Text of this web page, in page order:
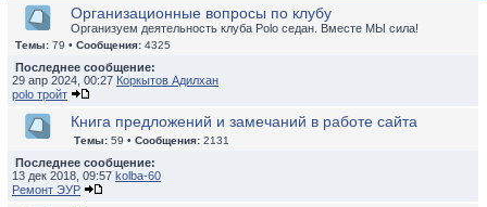
Организационные вопросы по клубу
Организуем деятельность клуба Polo седан. Вместе МЫ сила!
Темы: 79 • Сообщения: 4325
Последнее сообщение:
29 апр 2024, 00:27 Коркытов Адилхан
polo тройт
Книга предложений и замечаний в работе сайта
Темы: 59 • Сообщения: 2131
Последнее сообщение:
13 дек 2018, 09:57 kolba-60
Ремонт ЭУР